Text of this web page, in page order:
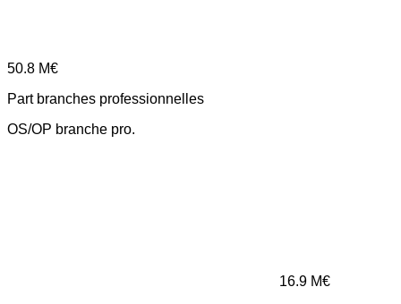
50.8 M€
Part branches professionnelles
OS/OP branche pro.
16.9 M€